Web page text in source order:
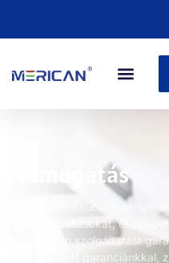
Támogatás
A Merican csúcsminőséget
videó utasításokat, és
zavartalan szolgáltatást
Kiterjesztett garanciánkkal,